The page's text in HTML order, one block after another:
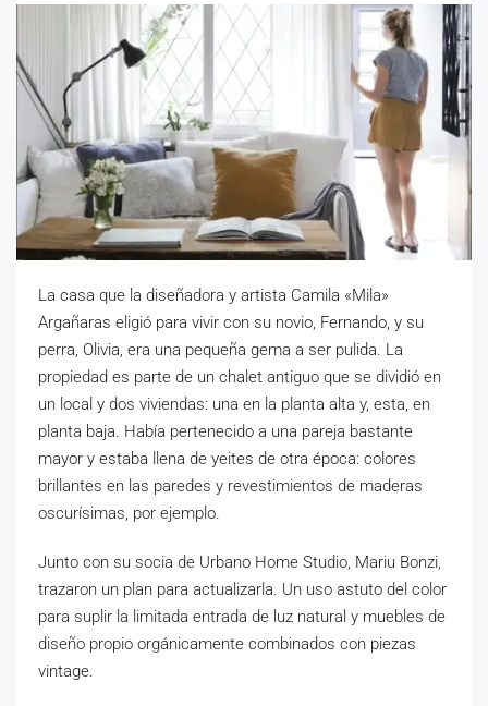
La casa que la diseñadora y artista Camila «Mila»
Argañaras eligió para vivir con su novio, Fernando, y su
perra, Olivia, era una pequeña gema a ser pulida. La
propiedad es parte de un chalet antiguo que se dividió en
un local y dos viviendas: una en la planta alta y, esta, en
planta baja. Había pertenecido a una pareja bastante
mayor y estaba llena de yeites de otra época: colores
brillantes en las paredes y revestimientos de maderas
oscurísimas, por ejemplo.
Junto con su socia de Urbano Home Studio, Mariu Bonzi,
trazaron un plan para actualizarla. Un uso astuto del color
para suplir la limitada entrada de luz natural y muebles de
diseño propio orgánicamente combinados con piezas
vintage.